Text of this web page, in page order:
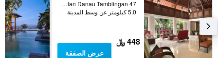
Jalan Danau Tamblingan 47, دنباسار, إندونيسيا
5.0 كيلومتر عن وسط المدينة
448 ﷼
عرض الصفقة